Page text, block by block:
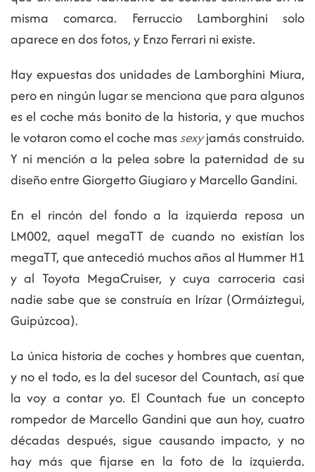
misma comarca. Ferruccio Lamborghini solo
aparece en dos fotos, y Enzo Ferrari ni existe.
Hay expuestas dos unidades de Lamborghini Miura,
pero en ningún lugar se menciona que para algunos
es el coche más bonito de la historia, y que muchos
le votaron como el coche massexyjamás construido.
Y ni mención a la pelea sobre la paternidad de su
diseño entre Giorgetto Giugiaro y Marcello Gandini.
En el rincón del fondo a la izquierda reposa un
LM002, aquel megaTT de cuando no existían los
megaTT, que antecedió muchos años al Hummer H1
y al Toyota MegaCruiser, y cuya carroceria casi
nadie sabe que se construía en Irízar (Ormáiztegui,
Guipúzcoa).
La única historia de coches y hombres que cuentan,
y no el todo, es la del sucesor del Countach, así que
la voy a contar yo. El Countach fue un concepto
rompedor de Marcello Gandini que aun hoy, cuatro
décadas después, sigue causando impacto, y no
hay más que fijarse en la foto de la izquierda.